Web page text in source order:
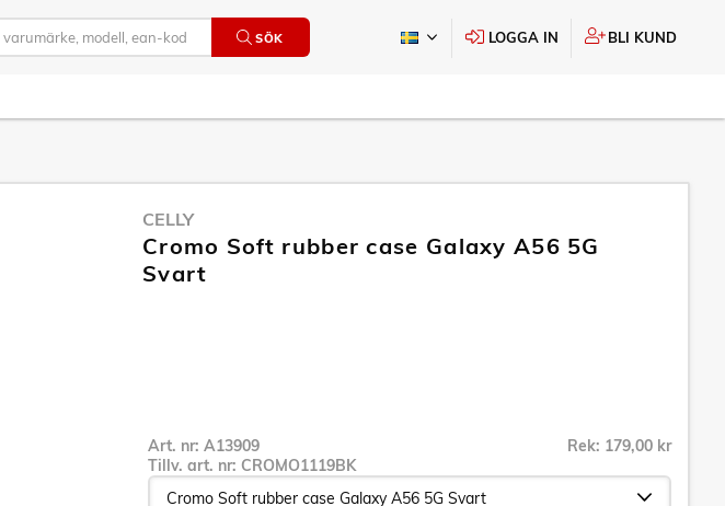
SÖK LOGGA IN BLI KUND
CELLY
Cromo Soft rubber case Galaxy A56 5G
Svart
Art. nr: A13909
Tillv. art. nr: CROMO1119BK
Rek: 179,00 kr